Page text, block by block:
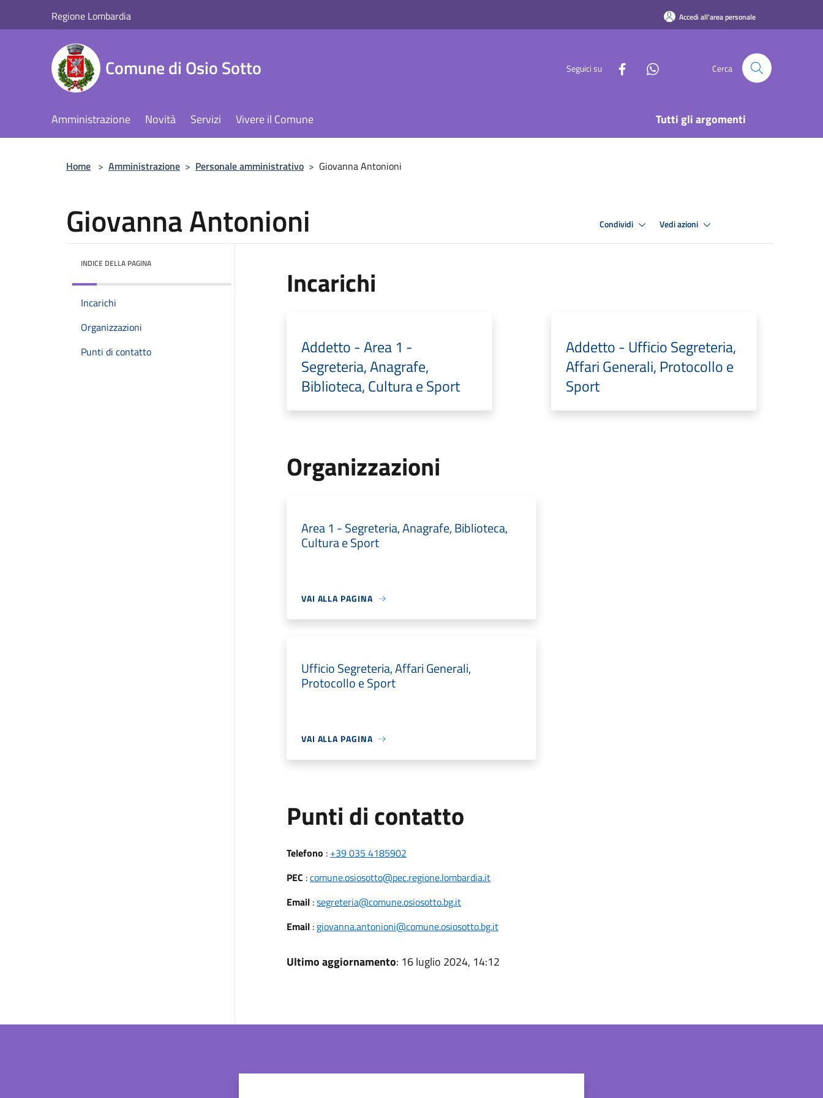
Regione Lombardia Accedi all'area personale
Comune di Osio Sotto Seguici su Cerca
Amministrazione Novità Servizi Vivere il Comune Tutti gli argomenti
Home > Amministrazione > Personale amministrativo > Giovanna Antonioni
Giovanna Antonioni Condividi Vedi azioni
INDICE DELLA PAGINA
Incarichi
Organizzazioni
Punti di contatto
Incarichi
Addetto - Area 1 -
Segreteria, Anagrafe,
Biblioteca, Cultura e Sport
Addetto - Ufficio Segreteria,
Affari Generali, Protocollo e
Sport
Organizzazioni
Area 1 - Segreteria, Anagrafe, Biblioteca,
Cultura e Sport
VAI ALLA PAGINA
Ufficio Segreteria, Affari Generali,
Protocollo e Sport
VAI ALLA PAGINA
Punti di contatto
Telefono : +39 035 4185902
PEC :comune.osiosotto@pec.regione.lombardia.it
Email:segreteria@comune.osiosotto.bg.it
Email: giovanna.antonioni@comune.osiosotto.bg.it
Ultimo aggiornamento: 16 luglio 2024, 14:12